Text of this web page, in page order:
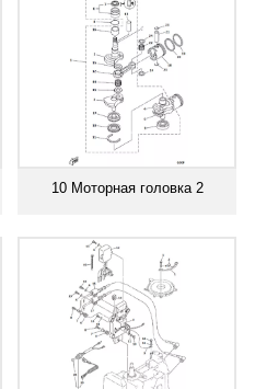
10 Моторная головка 2